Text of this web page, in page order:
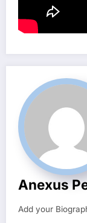
Anexus
Add your